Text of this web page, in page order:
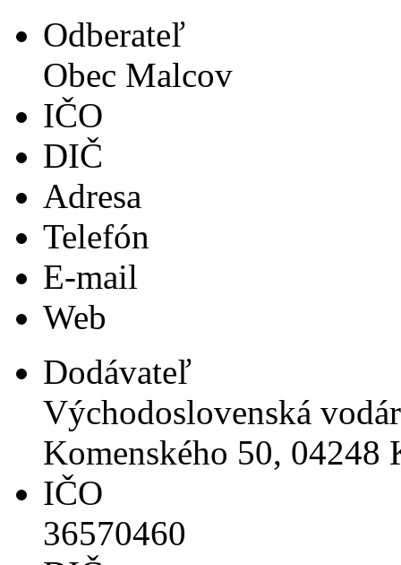
Odberateľ
Obec Malcov
IČO
DIČ
Adresa
Telefón
E-mail
Web
Dodávateľ
Východoslovenská
Komenského 50, 04248
IČO
36570460